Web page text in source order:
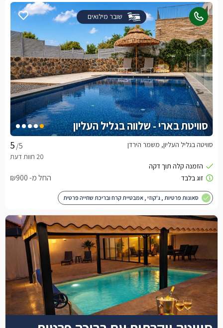
שובר מילואים
סוויטת בארי - שלווה בגליל העליון
/5 סוויטה בגליל העליון, משמר הירדן
החל מ- ₪900
סאונות פרטיות , ג'קוזי , אמבטיית קרח ובריכת שחייה פרטית